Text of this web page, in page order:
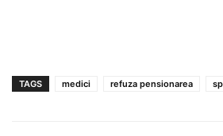
TAGS medici refuza pensionarea